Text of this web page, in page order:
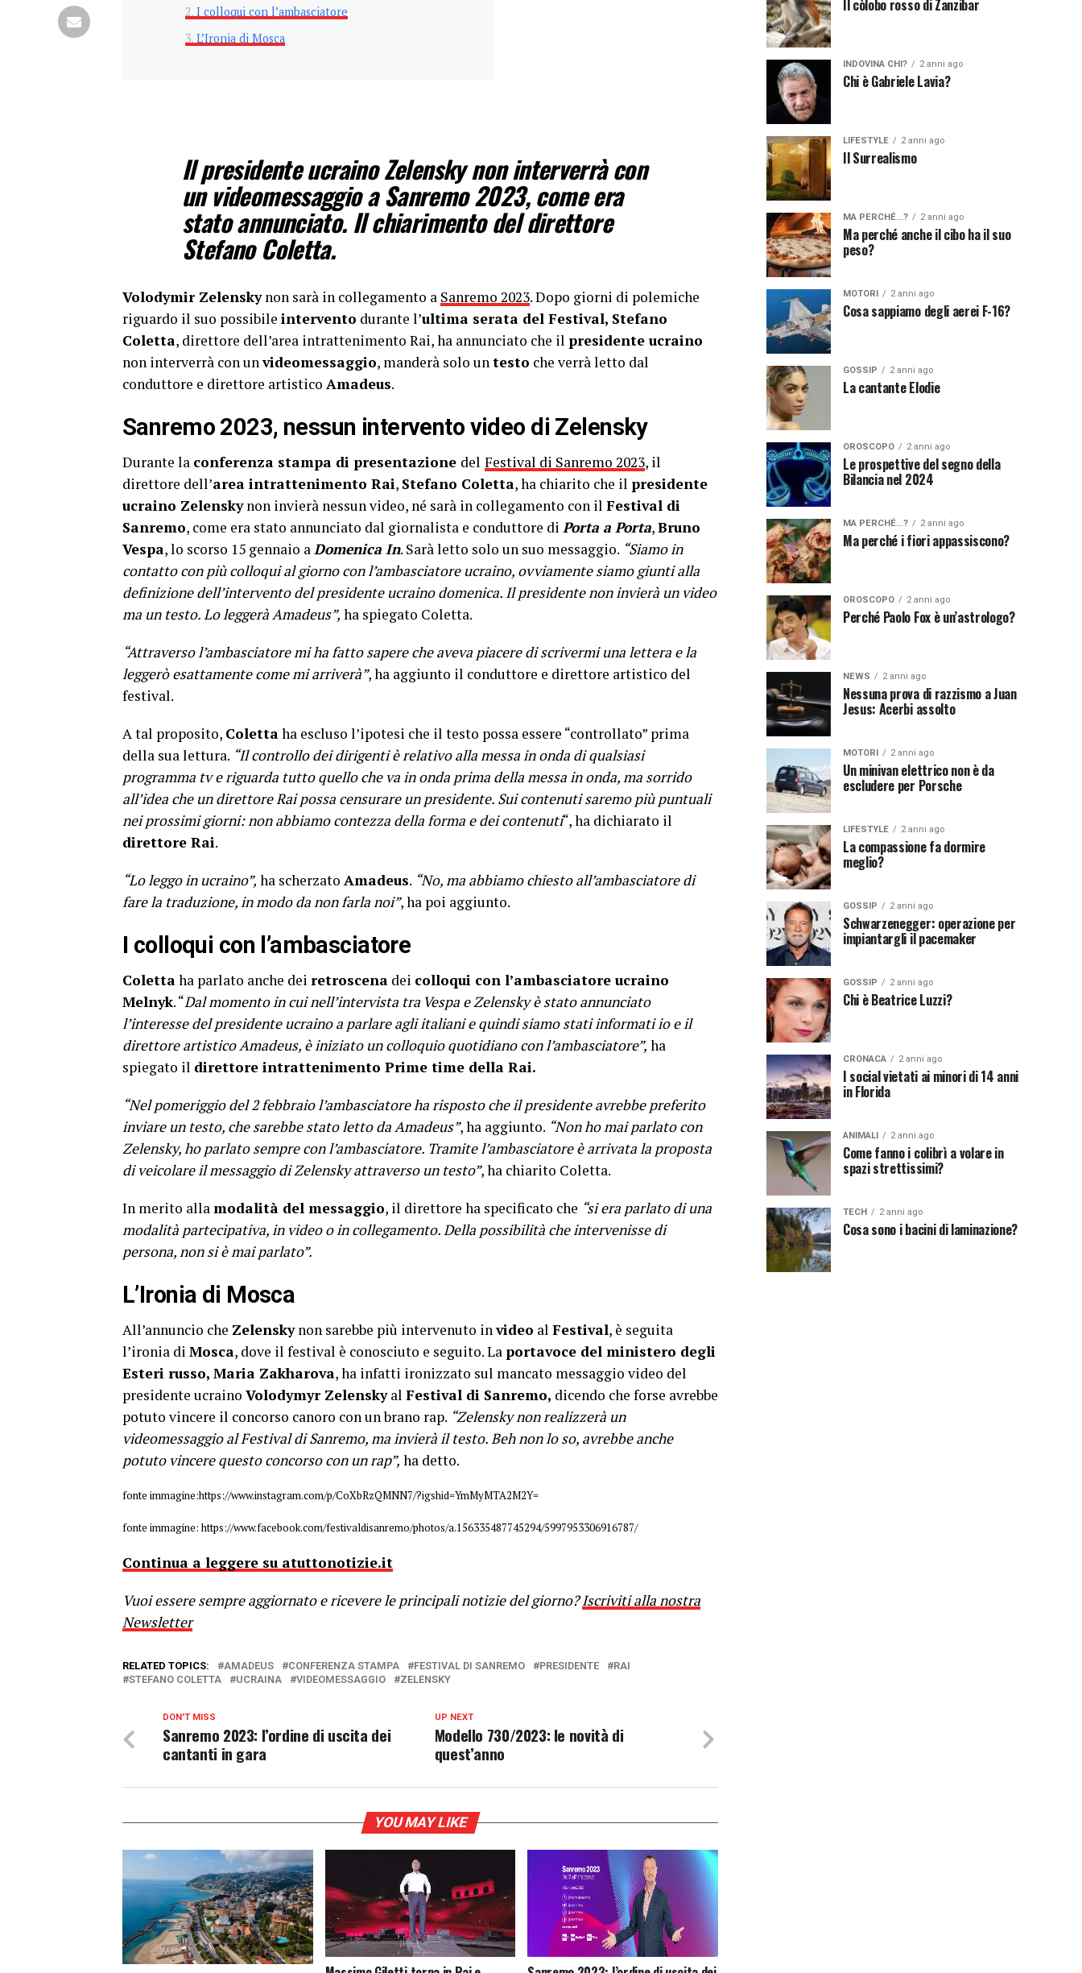
I colloqui con l’ambasciatore
L’Ironia di Mosca
Il presidente ucraino Zelensky non interverrà con
un videomessaggio a Sanremo 2023, come era
stato annunciato. Il chiarimento del direttore
Stefano Coletta.
Volodymir Zelenskynon sarà in collegamento a Sanremo 2023. Dopo giorni di polemiche
riguardo il suo possibile intervento durante l’ultima serata del Festival, Stefano
Coletta, direttore dell’area intrattenimento Rai, ha annunciato che il presidente ucraino
non interverrà con unvideomessaggio, manderà solo untesto che verrà letto dal
conduttore e direttore artistico Amadeus.
Sanremo 2023, nessun intervento video di Zelensky
Durante la conferenza stampa di presentazione del Festival di Sanremo 2023, il
direttore dell’area intrattenimento Rai, Stefano Coletta, ha chiarito che il presidente
ucraino Zelenskynon invierà nessun video, né sarà in collegamento con il Festival di
Sanremo, come era stato annunciato dal giornalista e conduttore di Porta a Porta,Bruno
Vespa, lo scorso 15 gennaio aDomenica In. Sarà letto solo un suo messaggio. “Siamo in
contatto con più colloqui al giorno con l’ambasciatore ucraino, ovviamente siamo giunti alla
definizione dell’intervento del presidente ucraino domenica. Il presidente non invierà un video
ma un testo. Lo leggerà Amadeus”, ha spiegato Coletta.
“Attraverso l’ambasciatore mi ha fatto sapere che aveva piacere di scrivermi una lettera e la
leggerò esattamente come mi arriverà”, ha aggiunto il conduttore e direttore artistico del
festival.
A tal proposito, Colettaha escluso l’ipotesi che il testo possa essere “controllato” prima
della sua lettura. “Il controllo dei dirigenti è relativo alla messa in onda di qualsiasi
programma tv e riguarda tutto quello che va in onda prima della messa in onda, ma sorrido
all’idea che un direttore Rai possa censurare un presidente. Sui contenuti saremo più puntuali
nei prossimi giorni: non abbiamo contezza della forma e dei contenuti“, ha dichiarato il
direttore Rai.
“Lo leggo in ucraino”, ha scherzato Amadeus. “No, ma abbiamo chiesto all’ambasciatore di
fare la traduzione, in modo da non farla noi”, ha poi aggiunto.
I colloqui con l’ambasciatore
Colettaha parlato anche dei retroscena dei colloqui con l’ambasciatore ucraino
Melnyk. “Dal momento in cui nell’intervista tra Vespa e Zelensky è stato annunciato
l’interesse del presidente ucraino a parlare agli italiani e quindi siamo stati informati io e il
direttore artistico Amadeus, è iniziato un colloquio quotidiano con l’ambasciatore”, ha
spiegato il direttore intrattenimento Prime time della Rai.
“Nel pomeriggio del 2 febbraio l’ambasciatore ha risposto che il presidente avrebbe preferito
inviare un testo, che sarebbe stato letto da Amadeus”, ha aggiunto. “Non ho mai parlato con
Zelensky, ho parlato sempre con l’ambasciatore. Tramite l’ambasciatore è arrivata la proposta
di veicolare il messaggio di Zelensky attraverso un testo”, ha chiarito Coletta.
In merito allamodalità del messaggio, il direttore ha specificato che “si era parlato di una
modalità partecipativa, in video o in collegamento. Della possibilità che intervenisse di
persona, non si è mai parlato”.
L’Ironia di Mosca
All’annuncio che Zelenskynon sarebbe più intervenuto invideo al Festival, è seguita
l’ironia di Mosca, dove il festival è conosciuto e seguito. La portavoce del ministero degli
Esteri russo, Maria Zakharova, ha infatti ironizzato sul mancato messaggio video del
presidente ucraino Volodymyr Zelenskyal Festival di Sanremo, dicendo che forse avrebbe
potuto vincere il concorso canoro con un brano rap. “Zelensky non realizzerà un
videomessaggio al Festival di Sanremo, ma invierà il testo. Beh non lo so, avrebbe anche
potuto vincere questo concorso con un rap”, ha detto.
fonte immagine:https://www.instagram.com/p/CoXbRzQMNN7/?igshid=YmMyMTA2M2Y=
fonte immagine: https://www.facebook.com/festivaldisanremo/photos/a.156335487745294/5997953306916787/
Continua a leggere su atuttonotizie.it
Vuoi essere sempre aggiornato e ricevere le principali notizie del giorno?Iscriviti alla nostra
Newsletter
RELATED TOPICS: AMADEUS CONFERENZA STAMPA FESTIVAL DI SANREMO PRESIDENTE
RAI
STEFANO COLETTA
UCRAINA VIDEOMESSAGGIO ZELENSKY
UP NEXT
Modello 730/2023: le novità di
quest’anno
DON'T MISS
Sanremo 2023: l’ordine di uscita dei
cantanti in gara
YOU MAY LIKE
Il còlobo rosso di Zanzibar
INDOVINA CHI? 2 anni ago
Chi è Gabriele Lavia?
LIFESTYLE 2 anni ago
Il Surrealismo
MA PERCHÉ...? 2 anni ago
Ma perché anche il cibo ha il suo
peso?
MOTORI 2 anni ago
Cosa sappiamo degli aerei F-16?
GOSSIP 2 anni ago
La cantante Elodie
OROSCOPO 2 anni ago
Le prospettive del segno della
Bilancia nel 2024
MA PERCHÉ...? 2 anni ago
Ma perché i fiori appassiscono?
OROSCOPO 2 anni ago
Perché Paolo Fox è un’astrologo?
NEWS 2 anni ago
Nessuna prova di razzismo a Juan
Jesus: Acerbi assolto
MOTORI 2 anni ago
Un minivan elettrico non è da
escludere per Porsche
LIFESTYLE 2 anni ago
La compassione fa dormire
meglio?
GOSSIP 2 anni ago
Schwarzenegger: operazione per
impiantargli il pacemaker
GOSSIP 2 anni ago
Chi è Beatrice Luzzi?
CRONACA 2 anni ago
I social vietati ai minori di 14 anni
in Florida
ANIMALI 2 anni ago
Come fanno i colibrì a volare in
spazi strettissimi?
TECH 2 anni ago
Cosa sono i bacini di laminazione?